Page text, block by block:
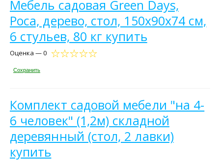
Мебель садовая Green Days,
Роса, дерево, стол, 150х90х74 см,
6 стульев, 80 кг купить
Оценка — 0
Сохранить
Комплект садовой мебели "на 4-
6 человек" (1,2м) складной
деревянный (стол, 2 лавки)
купить